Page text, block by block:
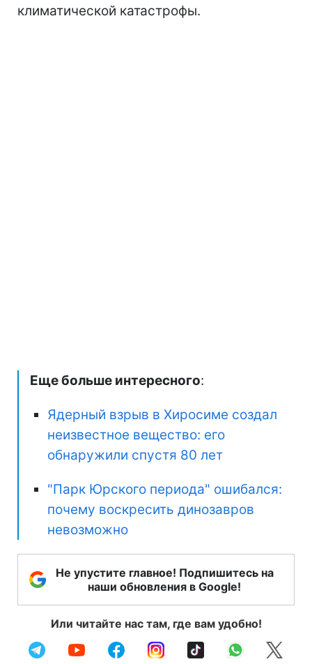
климатической катастрофы.
Еще больше интересного:
Ядерный взрыв в Хиросиме создал
неизвестное вещество: его
обнаружили спустя 80 лет
"Парк Юрского периода" ошибался:
почему воскресить динозавров
невозможно
Не упустите главное! Подпишитесь на
наши обновления в Google!
Или читайте нас там, где вам удобно!